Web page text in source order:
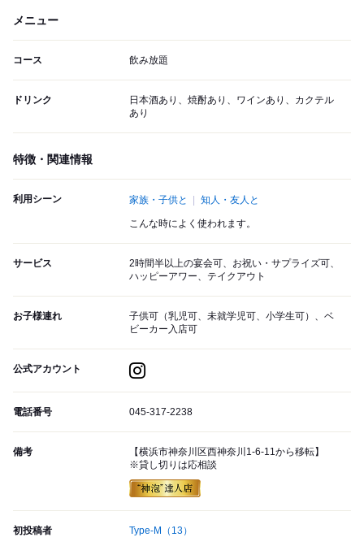
メニュー
コース 飲み放題
ドリンク
日本酒あり、焼酎あり、ワインあり、カクテル
あり
特徴・関連情報
利用シーン 家族・子供と 知人・友人と
こんな時によく使われます。
サービス
2時間半以上の宴会可、お祝い・サプライズ可、
ハッピーアワー、テイクアウト
お子様連れ
子供可（乳児可、未就学児可、小学生可）、ベ
ビーカー入店可
公式アカウント
電話番号 045-317-2238
備考
【横浜市神奈川区西神奈川1-6-11から移転】
※貸し切りは応相談
初投稿者 Type-M （13）